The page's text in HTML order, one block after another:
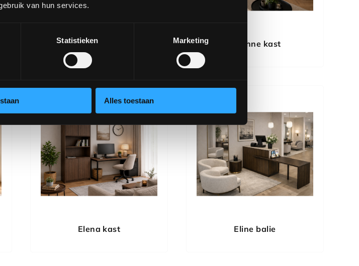
van hun services.
Statistieken Marketing
Alles toestaan
Damianus Daphne kast
Elena kast Eline balie